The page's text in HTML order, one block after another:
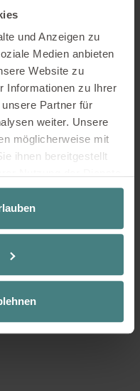
und Anzeigen zu
Medien anbieten
Website zu
Informationen zu Ihrer
Partner für
weiter. Unsere
möglicherweise mit
ihnen bereitgestellt
2 schwarz